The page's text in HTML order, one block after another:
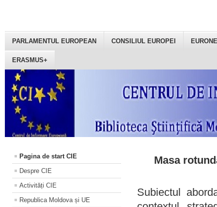
PARLAMENTUL EUROPEAN CONSILIUL EUROPEI
ERASMUS+
Pagina de start CIE
Despre CIE
Activități CIE
Republica Moldova și UE
Masa
Subiectul